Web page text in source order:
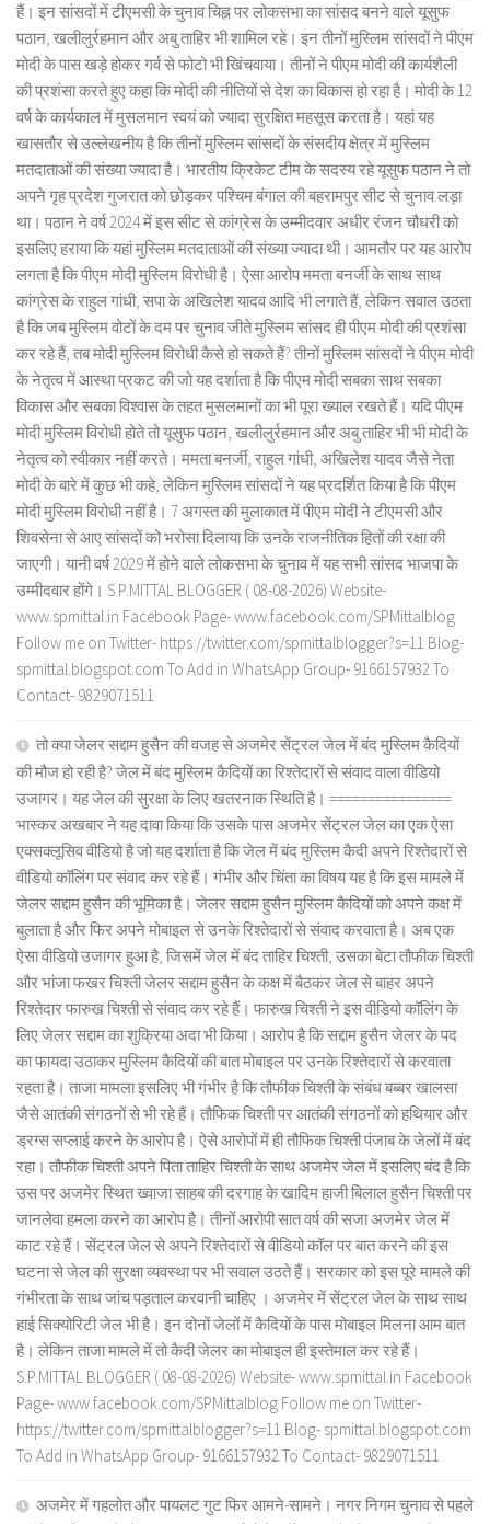
हैं। इन सांसदों में टीएमसी के चुनाव चिह्न पर लोकसभा का सांसद बनने वाले यूसुफ
पठान, खलीलुर्रहमान और अबु ताहिर भी शामिल रहे। इन तीनों मुस्लिम सांसदों ने पीएम
मोदी के पास खड़े होकर गर्व से फोटो भी खिंचवाया। तीनों ने पीएम मोदी की कार्यशैली
की प्रशंसा करते हुए कहा कि मोदी की नीतियों से देश का विकास हो रहा है। मोदी के 12
वर्ष के कार्यकाल में मुसलमान स्वयं को ज्यादा सुरक्षित महसूस करता है। यहां यह
खासतौर से उल्लेखनीय है कि तीनों मुस्लिम सांसदों के संसदीय क्षेत्र में मुस्लिम
मतदाताओं की संख्या ज्यादा है। भारतीय क्रिकेट टीम के सदस्य रहे यूसुफ पठान ने तो
अपने गृह प्रदेश गुजरात को छोड़कर पश्चिम बंगाल की बहरामपुर सीट से चुनाव लड़ा
था। पठान ने वर्ष 2024 में इस सीट से कांग्रेस के उम्मीदवार अधीर रंजन चौधरी को
इसलिए हराया कि यहां मुस्लिम मतदाताओं की संख्या ज्यादा थी। आमतौर पर यह आरोप
लगता है कि पीएम मोदी मुस्लिम विरोधी है। ऐसा आरोप ममता बनर्जी के साथ साथ
कांग्रेस के राहुल गांधी, सपा के अखिलेश यादव आदि भी लगाते हैं, लेकिन सवाल उठता
है कि जब मुस्लिम वोटों के दम पर चुनाव जीते मुस्लिम सांसद ही पीएम मोदी की प्रशंसा
कर रहे हैं, तब मोदी मुस्लिम विरोधी कैसे हो सकते हैं? तीनों मुस्लिम सांसदों ने पीएम मोदी
के नेतृत्व में आस्था प्रकट की जो यह दर्शाता है कि पीएम मोदी सबका साथ सबका
विकास और सबका विश्वास के तहत मुसलमानों का भी पूरा ख्याल रखते हैं। यदि पीएम
मोदी मुस्लिम विरोधी होते तो यूसुफ पठान, खलीलुर्रहमान और अबु ताहिर भी भी मोदी के
नेतृत्व को स्वीकार नहीं करते। ममता बनर्जी, राहुल गांधी, अखिलेश यादव जैसे नेता
मोदी के बारे में कुछ भी कहे, लेकिन मुस्लिम सांसदों ने यह प्रदर्शित किया है कि पीएम
मोदी मुस्लिम विरोधी नहीं है। 7 अगस्त की मुलाकात में पीएम मोदी ने टीएमसी और
शिवसेना से आए सांसदों को भरोसा दिलाया कि उनके राजनीतिक हितों की रक्षा की
जाएगी। यानी वर्ष 2029 में होने वाले लोकसभा के चुनाव में यह सभी सांसद भाजपा के
उम्मीदवार होंगे। S.P.MITTAL BLOGGER ( 08-08-2026) Website-
www.spmittal.in Facebook Page- www.facebook.com/SPMittalblog
Follow me on Twitter- https://twitter.com/spmittalblogger?s=11 Blog-
spmittal.blogspot.com To Add in WhatsApp Group- 9166157932 To
Contact- 9829071511
तो क्या जेलर सद्दाम हुसैन की वजह से अजमेर सेंट्रल जेल में बंद मुस्लिम कैदियों
की मौज हो रही है? जेल में बंद मुस्लिम कैदियों का रिश्तेदारों से संवाद वाला वीडियो
उजागर। यह जेल की सुरक्षा के लिए खतरनाक स्थिति है। ================
भास्कर अखबार ने यह दावा किया कि उसके पास अजमेर सेंट्रल जेल का एक ऐसा
एक्सक्लूसिव वीडियो है जो यह दर्शाता है कि जेल में बंद मुस्लिम कैदी अपने रिश्तेदारों से
वीडियो कॉलिंग पर संवाद कर रहे हैं। गंभीर और चिंता का विषय यह है कि इस मामले में
जेलर सद्दाम हुसैन की भूमिका है। जेलर सद्दाम हुसैन मुस्लिम कैदियों को अपने कक्ष में
बुलाता है और फिर अपने मोबाइल से उनके रिश्तेदारों से संवाद करवाता है। अब एक
ऐसा वीडियो उजागर हुआ है, जिसमें जेल में बंद ताहिर चिश्ती, उसका बेटा तौफीक चिश्ती
और भांजा फखर चिश्ती जेलर सद्दाम हुसैन के कक्ष में बैठकर जेल से बाहर अपने
रिश्तेदार फारुख चिश्ती से संवाद कर रहे हैं। फारुख चिश्ती ने इस वीडियो कॉलिंग के
लिए जेलर सद्दाम का शुक्रिया अदा भी किया। आरोप है कि सद्दाम हुसैन जेलर के पद
का फायदा उठाकर मुस्लिम कैदियों की बात मोबाइल पर उनके रिश्तेदारों से करवाता
रहता है। ताजा मामला इसलिए भी गंभीर है कि तौफीक चिश्ती के संबंध बब्बर खालसा
जैसे आतंकी संगठनों से भी रहे हैं। तौफिक चिश्ती पर आतंकी संगठनों को हथियार और
ड्रग्स सप्लाई करने के आरोप है। ऐसे आरोपों में ही तौफिक चिश्ती पंजाब के जेलों में बंद
रहा। तौफीक चिश्ती अपने पिता ताहिर चिश्ती के साथ अजमेर जेल में इसलिए बंद है कि
उस पर अजमेर स्थित ख्वाजा साहब की दरगाह के खादिम हाजी बिलाल हुसैन चिश्ती पर
जानलेवा हमला करने का आरोप है। तीनों आरोपी सात वर्ष की सजा अजमेर जेल में
काट रहे हैं। सेंट्रल जेल से अपने रिश्तेदारों से वीडियो कॉल पर बात करने की इस
घटना से जेल की सुरक्षा व्यवस्था पर भी सवाल उठते हैं। सरकार को इस पूरे मामले की
गंभीरता के साथ जांच पड़ताल करवानी चाहिए । अजमेर में सेंट्रल जेल के साथ साथ
हाई सिक्योरिटी जेल भी है। इन दोनों जेलों में कैदियों के पास मोबाइल मिलना आम बात
है। लेकिन ताजा मामले में तो कैदी जेलर का मोबाइल ही इस्तेमाल कर रहे हैं।
S.P.MITTAL BLOGGER ( 08-08-2026) Website- www.spmittal.in Facebook
Page- www.facebook.com/SPMittalblog Follow me on Twitter-
https://twitter.com/spmittalblogger?s=11 Blog- spmittal.blogspot.com
To Add in WhatsApp Group- 9166157932 To Contact- 9829071511
अजमेर में गहलोत और पायलट गुट फिर आमने-सामने। नगर निगम चुनाव से पहले